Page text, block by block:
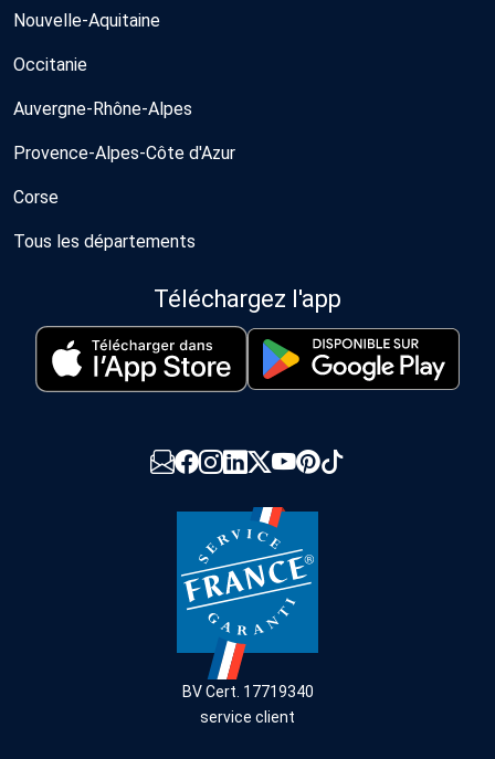
Nouvelle-Aquitaine
Occitanie
Auvergne-Rhône-Alpes
Provence-Alpes-Côte d'Azur
Corse
Tous les départements
Téléchargez l'app
BV Cert. 17719340
service client